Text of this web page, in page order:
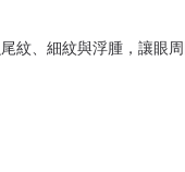
紋、細紋與浮腫，讓眼